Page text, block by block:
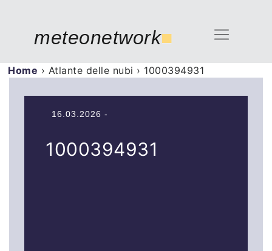
meteonetwork■
Home › Atlante delle nubi › 1000394931
16.03.2026 -
1000394931